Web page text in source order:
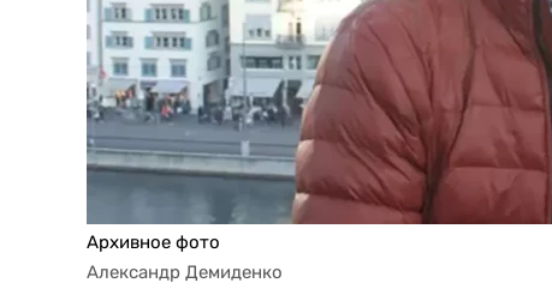
Архивное фото
Александр Демиденко